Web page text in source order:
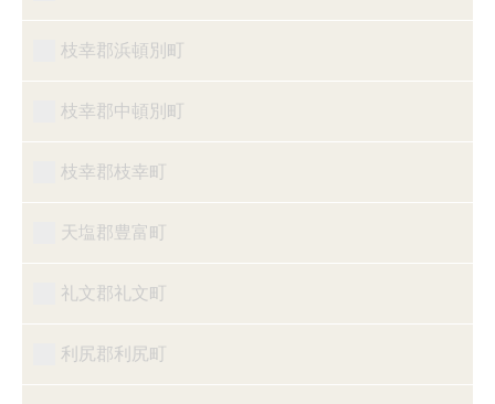
枝幸郡浜頓別町
枝幸郡中頓別町
枝幸郡枝幸町
天塩郡豊富町
礼文郡礼文町
利尻郡利尻町